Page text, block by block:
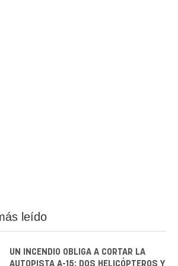
leído
UN INCENDIO OBLIGA A CORTAR LA
AUTOPISTA A-15: DOS HELICÓPTEROS Y